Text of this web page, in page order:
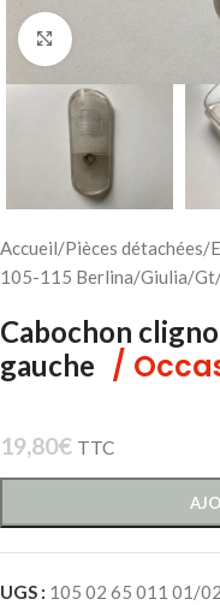
Cliquez pour
Accueil/Pièces détachées/
105-115 Berlina/Giulia/
Cabochon
gauche /
19,80€ TTC
UGS : 105 02 65 011 01/02